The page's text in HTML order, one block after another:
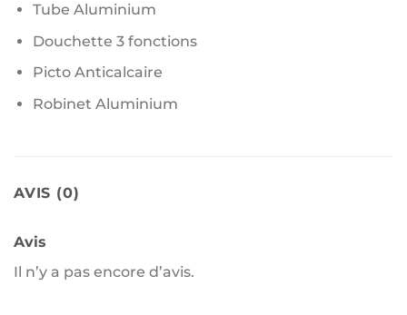
Tube Aluminium
Douchette 3 fonctions
Picto Anticalcaire
Robinet Aluminium
AVIS (0)
Avis
Il n’y a pas encore d’avis.